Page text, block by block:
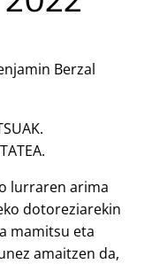
Berzal
lurraren arima
dotoreziarekin
mamitsu eta
amaitzen da,